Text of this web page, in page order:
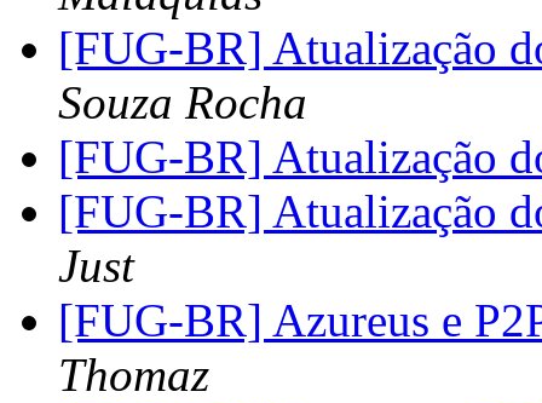
[FUG-BR] Atualização
Souza Rocha
[FUG-BR] Atualização
[FUG-BR] Atualização
Just
[FUG-BR] Azureus e
Thomaz